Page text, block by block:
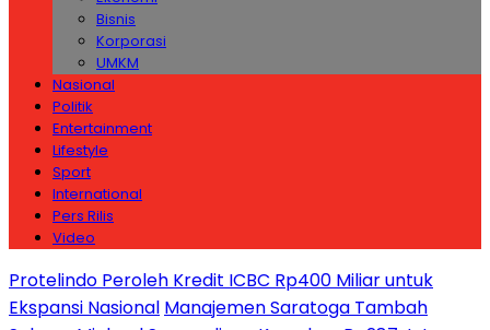
Bisnis
Korporasi
UMKM
Nasional
Politik
Entertainment
Lifestyle
Sport
International
Pers Rilis
Video
Protelindo Peroleh Kredit ICBC Rp400 Miliar untuk
Ekspansi Nasional Manajemen Saratoga Tambah